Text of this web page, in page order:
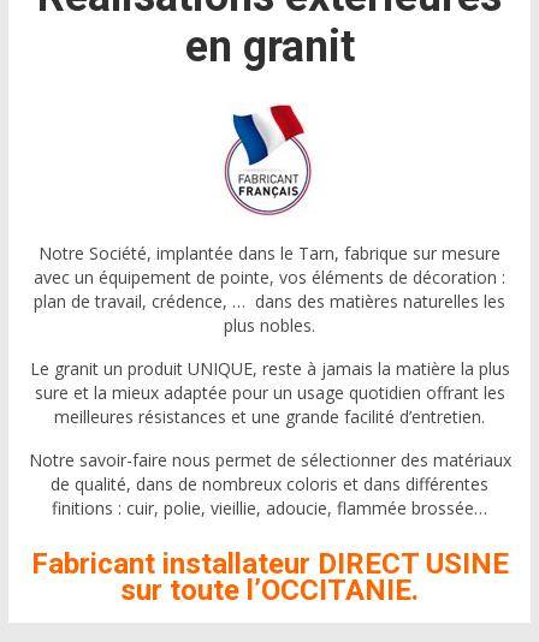
en granit
Notre Société, implantée dans le Tarn, fabrique sur mesure
avec un équipement de pointe, vos éléments de décoration :
plan de travail, crédence, … dans des matières naturelles les
plus nobles.
Le granit un produit UNIQUE, reste à jamais la matière la plus
sure et la mieux adaptée pour un usage quotidien offrant les
meilleures résistances et une grande facilité d’entretien.
Notre savoir-faire nous permet de sélectionner des matériaux
de qualité, dans de nombreux coloris et dans différentes
finitions : cuir, polie, vieillie, adoucie, flammée brossée…
Fabricant installateur DIRECT USINE
sur toute l’OCCITANIE.